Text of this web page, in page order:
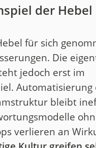
der Hebel
für sich
Die
jedoch erst im
Automatisierung
bleibt
verlieren an